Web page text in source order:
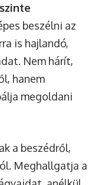
beszélni az
is hajlandó,
Nem hárít,
hanem
megoldani
a beszédről,
Meghallgatja a